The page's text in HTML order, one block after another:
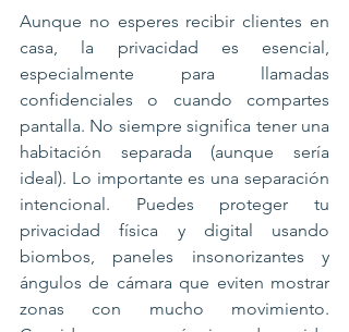
Aunque no esperes recibir clientes en
casa, la privacidad es esencial,
especialmente para llamadas
confidenciales o cuando compartes
pantalla. No siempre significa tener una
habitación separada (aunque sería
ideal). Lo importante es una separación
intencional. Puedes proteger tu
privacidad física y digital usando
biombos, paneles insonorizantes y
ángulos de cámara que eviten mostrar
zonas con mucho movimiento.